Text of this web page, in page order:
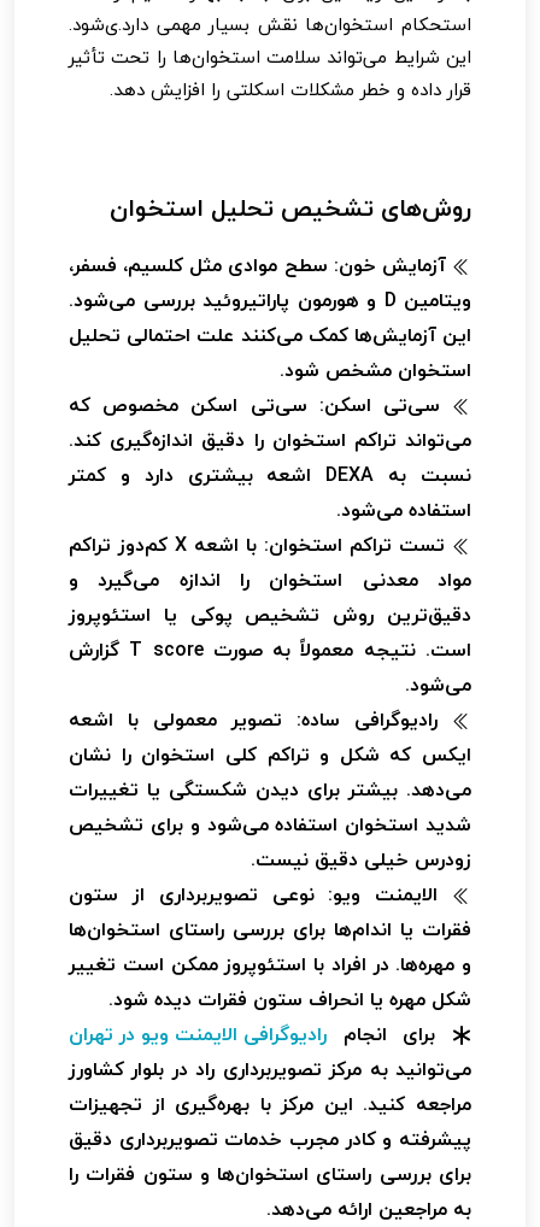
استحکام استخوان‌ها نقش بسیار مهمی دارد.ی‌شود.
این شرایط می‌تواند سلامت استخوان‌ها را تحت تأثیر
قرار داده و خطر مشکلات اسکلتی را افزایش دهد.
روش‌های تشخیص تحلیل استخوان
آزمایش خون: سطح موادی مثل کلسیم، فسفر،
ویتامین D و هورمون پاراتیروئید بررسی می‌شود.
این آزمایش‌ها کمک می‌کنند علت احتمالی تحلیل
استخوان مشخص شود.
سی‌تی اسکن: سی‌تی اسکن مخصوص که
می‌تواند تراکم استخوان را دقیق اندازه‌گیری کند.
نسبت به DEXA اشعه بیشتری دارد و کمتر
استفاده می‌شود.
تست تراکم استخوان:
با اشعه X کم‌دوز تراکم
مواد معدنی استخوان را اندازه می‌گیرد و
دقیق‌ترین روش تشخیص پوکی یا استئوپروز
است. نتیجه معمولاً به صورت T score گزارش
می‌شود.
رادیوگرافی ساده: تصویر معمولی با اشعه
ایکس که شکل و تراکم کلی استخوان را نشان
می‌دهد. بیشتر برای دیدن شکستگی یا تغییرات
شدید استخوان استفاده می‌شود و برای تشخیص
زودرس خیلی دقیق نیست.
الایمنت ویو:نوعی تصویربرداری از ستون
فقرات یا اندام‌ها برای بررسی راستای استخوان‌ها
و مهره‌ها. در افراد با استئوپروز ممکن است تغییر
شکل مهره یا انحراف ستون فقرات دیده شود.
برای انجام رادیوگرافی الایمنت ویو در تهران
می‌توانید به مرکز تصویربرداری راد در بلوار کشاورز
مراجعه کنید. این مرکز با بهره‌گیری از تجهیزات
پیشرفته و کادر مجرب خدمات تصویربرداری دقیق
برای بررسی راستای استخوان‌ها و ستون فقرات را
به مراجعین ارائه می‌دهد.